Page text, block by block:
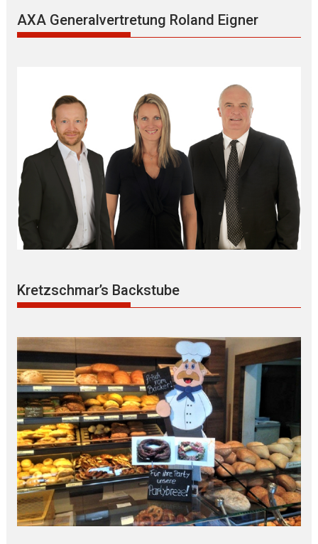
AXA Generalvertretung Roland Eigner
Kretzschmar’s Backstube